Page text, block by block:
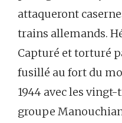
attaqueront
trains allemands.
Capturé et torturé
fusillé au fort du
1944 avec les
groupe